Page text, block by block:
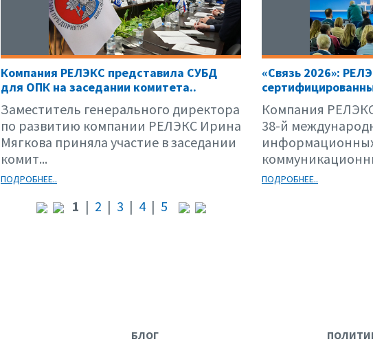
Компания РЕЛЭКС представила СУБД
для ОПК на заседании комитета..
Заместитель генерального директора
по развитию компании РЕЛЭКС Ирина
Мягкова приняла участие в заседании
комит...
ПОДРОБНЕЕ..
«Связь 2026»:
Компания
38-й
ПОДРОБНЕЕ..
1 | 2 | 3 | 4| 5
БЛОГ